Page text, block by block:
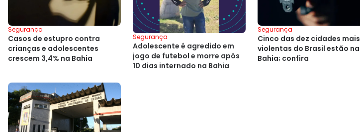
Segurança
Casos de estupro contra
crianças e adolescentes
crescem 3,4% na Bahia
Segurança
Adolescente é agredido em
jogo de futebol e morre após
10 dias internado na Bahia
Segurança
Cinco das dez cidades mais
violentas do Brasil estão na
Bahia; confira